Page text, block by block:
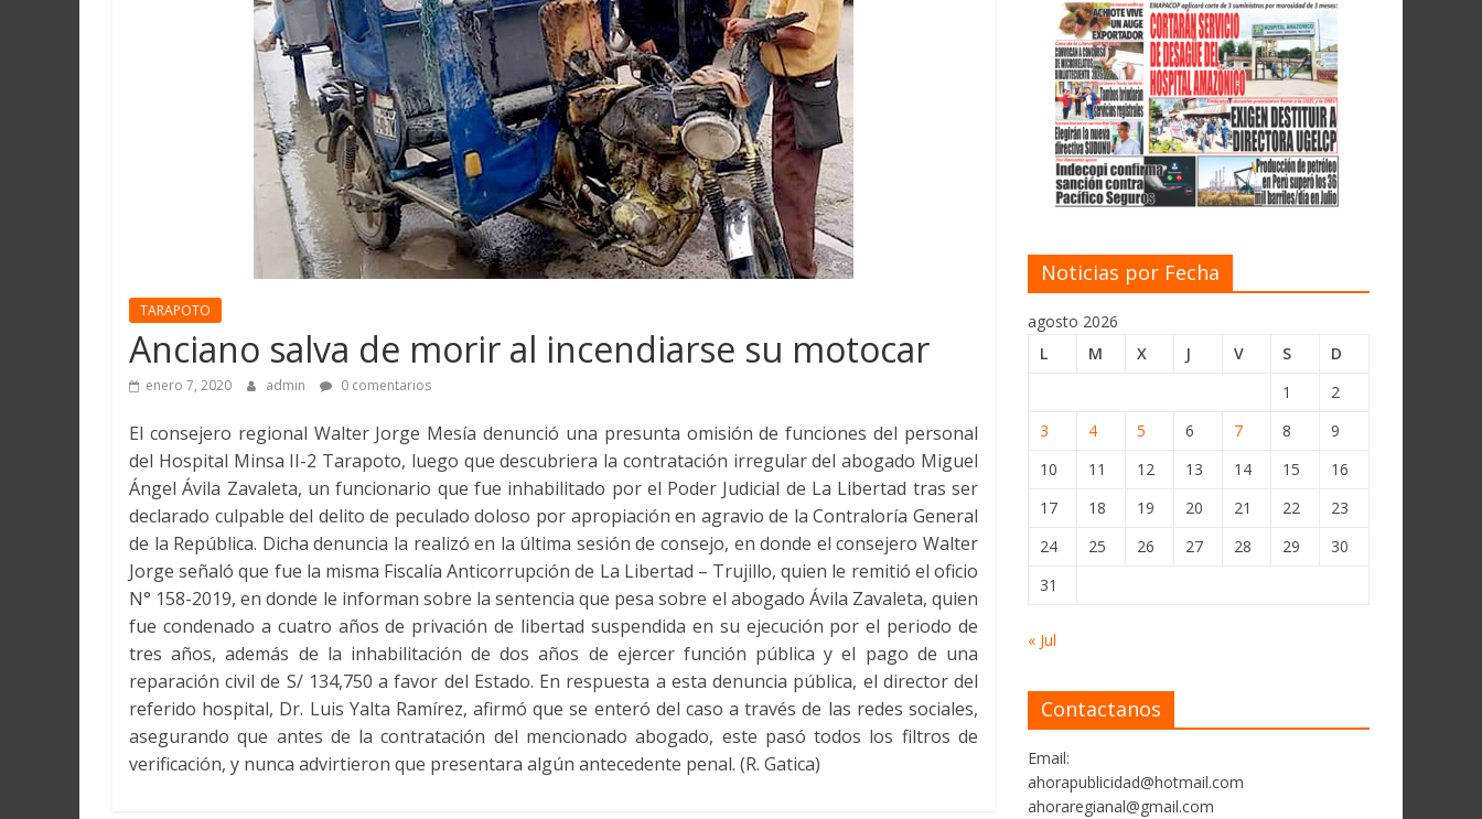
TARAPOTO
Anciano salva de morir al incendiarse su motocar
enero 7, 2020 admin 0 comentarios
El consejero regional Walter Jorge Mesía denunció una presunta omisión de funciones del personal
del Hospital Minsa II-2 Tarapoto, luego que descubriera la contratación irregular del abogado Miguel
Ángel Ávila Zavaleta, un funcionario que fue inhabilitado por el Poder Judicial de La Libertad tras ser
declarado culpable del delito de peculado doloso por apropiación en agravio de la Contraloría General
de la República. Dicha denuncia la realizó en la última sesión de consejo, en donde el consejero Walter
Jorge señaló que fue la misma Fiscalía Anticorrupción de La Libertad – Trujillo, quien le remitió el oficio
N° 158-2019, en donde le informan sobre la sentencia que pesa sobre el abogado Ávila Zavaleta, quien
fue condenado a cuatro años de privación de libertad suspendida en su ejecución por el periodo de
tres años, además de la inhabilitación de dos años de ejercer función pública y el pago de una
reparación civil de S/ 134,750 a favor del Estado. En respuesta a esta denuncia pública, el director del
referido hospital, Dr. Luis Yalta Ramírez, afirmó que se enteró del caso a través de las redes sociales,
asegurando que antes de la contratación del mencionado abogado, este pasó todos los filtros de
verificación, y nunca advirtieron que presentara algún antecedente penal. (R. Gatica)
Noticias por Fecha
agosto 2026
L
M X J V S
D
1
2
3
4 5 6 7 8
9
10
11 12 13 14 15
16
17
18 19 20 21 22
23
24
25 26 27 28 29
30
31
« Jul
Contactanos
Email:
ahorapublicidad@hotmail.com
ahoraregianal@gmail.com